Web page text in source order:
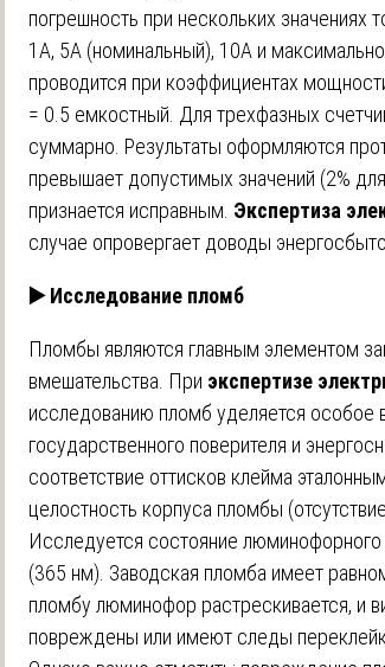
погрешность при нескольких значениях
1А, 5А (номинальный), 10А и
проводится при коэффициентах
= 0.5 емкостный. Для трехфазных
суммарно. Результаты оформляются
превышает допустимых значений (2%
признается исправным. Экспертиза
случае опровергает доводы
▶️Исследование пломб
Пломбы являются главным элементом
вмешательства. При экспертизе
исследованию пломб уделяется особое
государственного поверителя и
соответствие оттисков клейма
целостность корпуса пломбы
Исследуется состояние
(365 нм). Заводская пломба имеет
пломбу люминофор растрескивается, и
повреждены или имеют следы